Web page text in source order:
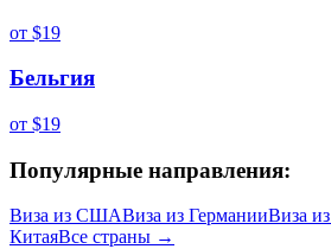
от $19
Бельгия
от $19
Популярные направления:
Виза из СШАВиза из ГерманииВиза из
КитаяВсе страны →